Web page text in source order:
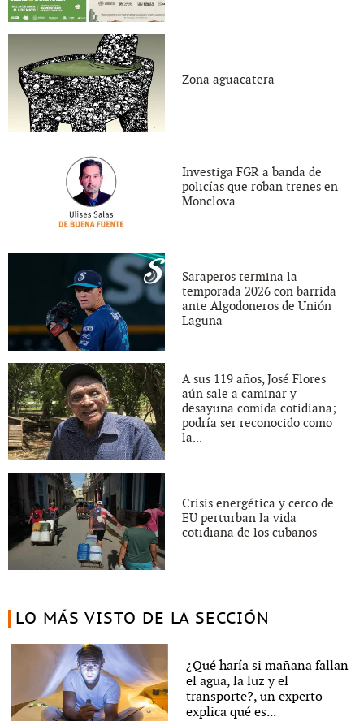
Zona aguacatera
Investiga FGR a banda de
policías que roban trenes en
Monclova
Saraperos termina la
temporada 2026 con barrida
ante Algodoneros de Unión
Laguna
A sus 119 años, José Flores
aún sale a caminar y
desayuna comida cotidiana;
podría ser reconocido como
la...
Crisis energética y cerco de
EU perturban la vida
cotidiana de los cubanos
LO MÁS VISTO DE LA SECCIÓN
¿Qué haría si mañana fallan
el agua, la luz y el
transporte?, un experto
explica qué es...